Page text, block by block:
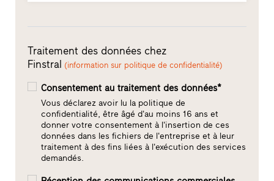
Traitement des données chez
Finstral (information sur politique de confidentialité)
Consentement au traitement des données*
Vous déclarez avoir lu la politique de
confidentialité, être âgé d'au moins 16 ans et
donner votre consentement à l'insertion de ces
données dans les fichiers de l'entreprise et à leur
traitement à des fins liées à l'exécution des services
demandés.